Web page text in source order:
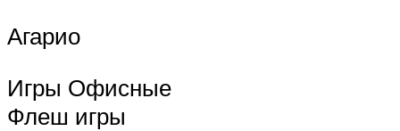
Агарио
Игры Офисные
Флеш игры